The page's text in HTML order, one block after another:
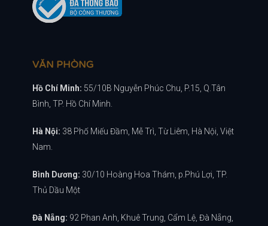
VĂN PHÒNG
Hồ Chí Minh: 55/10B Nguyễn Phúc Chu, P.15, Q.Tân
Bình, TP. Hồ Chí Minh.
Hà Nội: 38 Phố Miếu Đầm, Mễ Trì, Từ Liêm, Hà Nội, Việt
Nam.
Bình Dương: 30/10 Hoàng Hoa Thám, p.Phú Lợi, TP.
Thủ Dầu Một
Đà Nẵng: 92 Phan Anh, Khuê Trung, Cẩm Lệ, Đà Nẵng,